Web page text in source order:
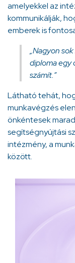
amelyekkel az
kommunikálják,
emberek is
„Nagyon
diploma egy
számít.”
Látható tehát,
munkavégzés
önkéntesek
segítségnyújtási
intézmény, a
között.